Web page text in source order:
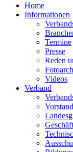
Home
Informationen
Termine
Presse
Reden
Videos
Verband
Vorstand